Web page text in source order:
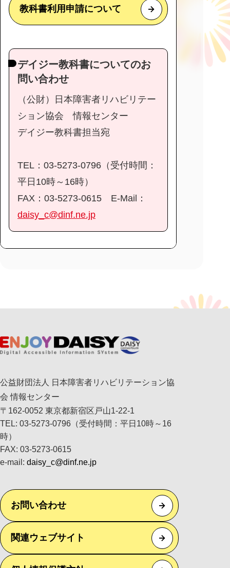
教科書利用申請について
デイジー教科書についてのお
問い合わせ
（公財）日本障害者リハビリテー
ション協会 情報センター
デイジー教科書担当宛
TEL：03-5273-0796（受付時間：
平日10時～16時）
FAX：03-5273-0615 E-Mail：
daisy_c@dinf.ne.jp
公益財団法人 日本障害者リハビリテーション協
会 情報センター
〒162-0052 東京都新宿区戸山1-22-1
TEL: 03-5273-0796（受付時間：平日10時～16
時）
FAX: 03-5273-0615
e-mail: daisy_c@dinf.ne.jp
お問い合わせ
関連ウェブサイト